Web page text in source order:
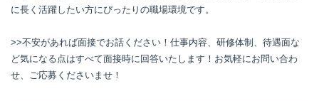
に長く活躍したい方にぴったりの職場環境です。
>>不安があれば面接でお話ください！仕事内容、研修体制、待遇面な
ど気になる点はすべて面接時に回答いたします！お気軽にお問い合わ
せ、ご応募くださいませ！